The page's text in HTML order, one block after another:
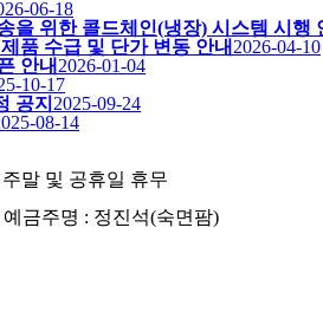
06-18
을 위한 콜드체인(냉장) 시스템 시행
품 수급 및 단가 변동 안내 2026-04-10
안내 2026-01-04
10-17
공지 2025-09-24
08-14
주말 및 공휴일 휴무
예금주명 : 정진석(숙면팜)